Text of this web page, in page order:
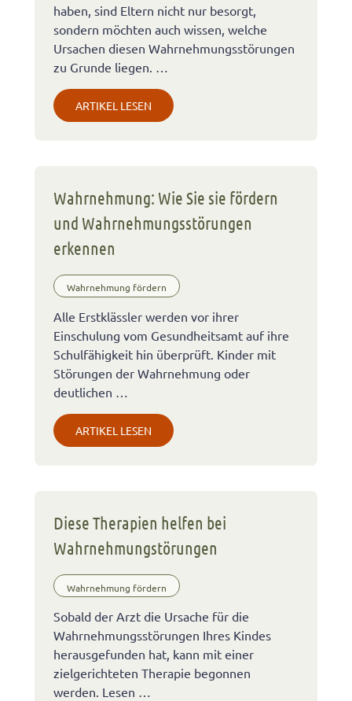
haben, sind Eltern nicht nur besorgt,
sondern möchten auch wissen, welche
Ursachen diesen Wahrnehmungsstörungen
zu Grunde liegen. …
ARTIKEL LESEN
Wahrnehmung: Wie Sie sie fördern
und Wahrnehmungsstörungen
erkennen
Wahrnehmung fördern
Alle Erstklässler werden vor ihrer
Einschulung vom Gesundheitsamt auf ihre
Schulfähigkeit hin überprüft. Kinder mit
Störungen der Wahrnehmung oder
deutlichen …
ARTIKEL LESEN
Diese Therapien helfen bei
Wahrnehmungstörungen
Wahrnehmung fördern
Sobald der Arzt die Ursache für die
Wahrnehmungsstörungen Ihres Kindes
herausgefunden hat, kann mit einer
zielgerichteten Therapie begonnen
werden. Lesen …